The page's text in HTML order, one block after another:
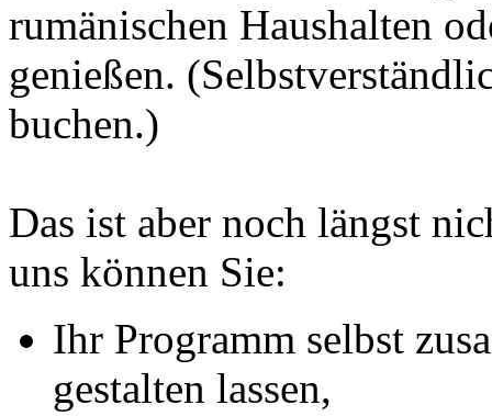
rumänischen Haushalten
genießen.
buchen.)
Das ist aber noch längst
uns können Sie:
Ihr Programm selbst
gestalten lassen,